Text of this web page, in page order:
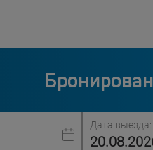
Дата выезда: